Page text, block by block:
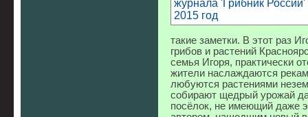
такие заметки. В этот раз
грибов и растений
семья Игоря, практически
жители наслаждаются
любуются растениями
собирают щедрый урожай
посёлок, не имеющий даже